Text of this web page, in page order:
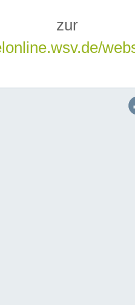
zur